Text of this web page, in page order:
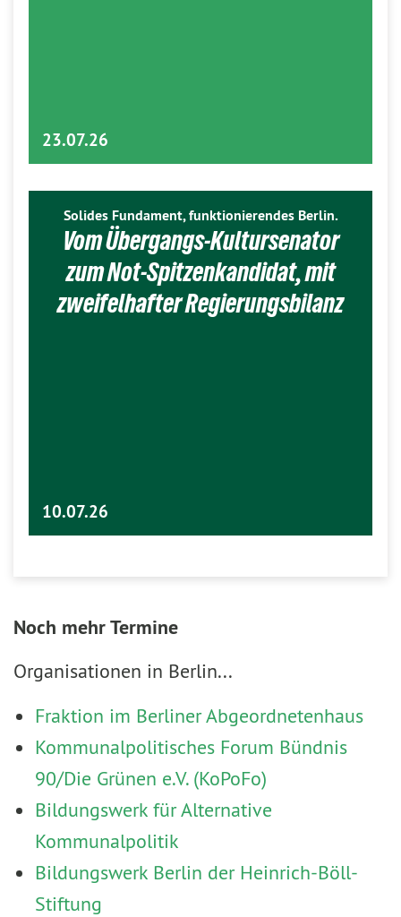
23.07.26
Solides Fundament, funktionierendes Berlin.
Vom Übergangs-Kultursenator
zum Not-Spitzenkandidat, mit
zweifelhafter Regierungsbilanz
10.07.26
Noch mehr Termine
Organisationen in Berlin...
Fraktion im Berliner Abgeordnetenhaus
Kommunalpolitisches Forum Bündnis
90/Die Grünen e.V. (KoPoFo)
Bildungswerk für Alternative
Kommunalpolitik
Bildungswerk Berlin der Heinrich-Böll-
Stiftung